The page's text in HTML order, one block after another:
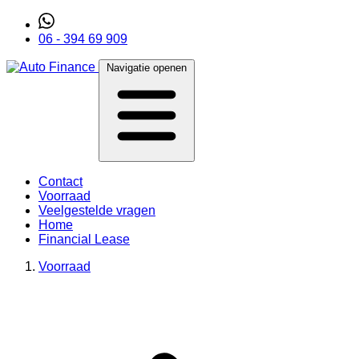
06 - 394 69 909
Navigatie openen
Contact
Voorraad
Veelgestelde vragen
Home
Financial Lease
Voorraad